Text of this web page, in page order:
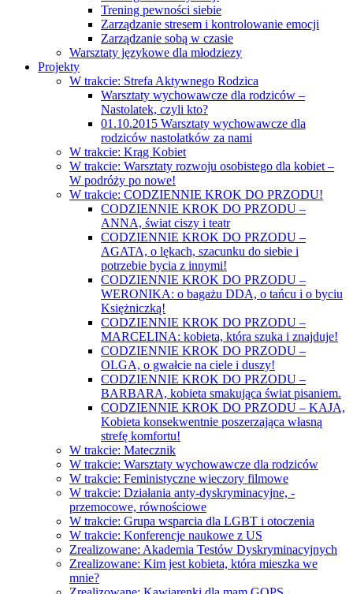
Trening pewności siebie
Zarządzanie stresem i kontrolowanie emocji
Zarządzanie sobą w czasie
Warsztaty językowe dla młodziezy
Projekty
W trakcie: Strefa Aktywnego Rodzica
Warsztaty wychowawcze dla rodziców –
Nastolatek, czyli kto?
01.10.2015 Warsztaty wychowawcze dla
rodziców nastolatków za nami
W trakcie: Krąg Kobiet
W trakcie: Warsztaty rozwoju osobistego dla kobiet –
W podróży po nowe!
W trakcie: CODZIENNIE KROK DO PRZODU!
CODZIENNIE KROK DO PRZODU –
ANNA, świat ciszy i teatr
CODZIENNIE KROK DO PRZODU –
AGATA, o lękach, szacunku do siebie i
potrzebie bycia z innymi!
CODZIENNIE KROK DO PRZODU –
WERONIKA: o bagażu DDA, o tańcu i o byciu
Księżniczką!
CODZIENNIE KROK DO PRZODU –
MARCELINA: kobieta, która szuka i znajduje!
CODZIENNIE KROK DO PRZODU –
OLGA, o gwałcie na ciele i duszy!
CODZIENNIE KROK DO PRZODU –
BARBARA, kobieta smakująca świat pisaniem.
CODZIENNIE KROK DO PRZODU – KAJA,
Kobieta konsekwentnie poszerzająca własną
strefę komfortu!
W trakcie: Matecznik
W trakcie: Warsztaty wychowawcze dla rodziców
W trakcie: Feministyczne wieczory filmowe
W trakcie: Działania anty-dyskryminacyjne, -
przemocowe, równościowe
W trakcie: Grupa wsparcia dla LGBT i otoczenia
W trakcie: Konferencje naukowe z US
Zrealizowane: Akademia Testów Dyskryminacyjnych
Zrealizowane: Kim jest kobieta, która mieszka we
mnie?